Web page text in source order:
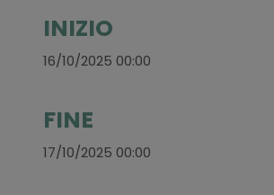
INIZIO
16/10/2025 00:00
FINE
17/10/2025 00:00